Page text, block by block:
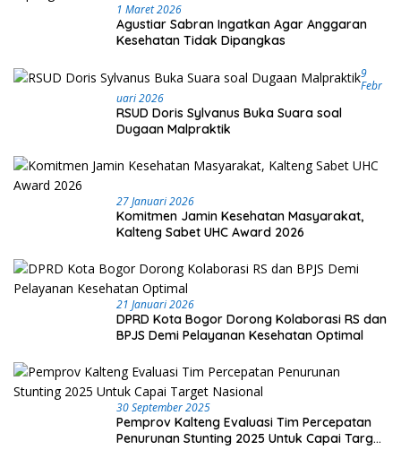
1 Maret 2026
Agustiar Sabran Ingatkan Agar Anggaran
Kesehatan Tidak Dipangkas
9
Febr
Uari 2026
RSUD Doris Sylvanus Buka Suara soal
Dugaan Malpraktik
27 Januari 2026
Komitmen Jamin Kesehatan Masyarakat,
Kalteng Sabet UHC Award 2026
21 Januari 2026
DPRD Kota Bogor Dorong Kolaborasi RS dan
BPJS Demi Pelayanan Kesehatan Optimal
30 September 2025
Pemprov Kalteng Evaluasi Tim Percepatan
Penurunan Stunting 2025 Untuk Capai Target